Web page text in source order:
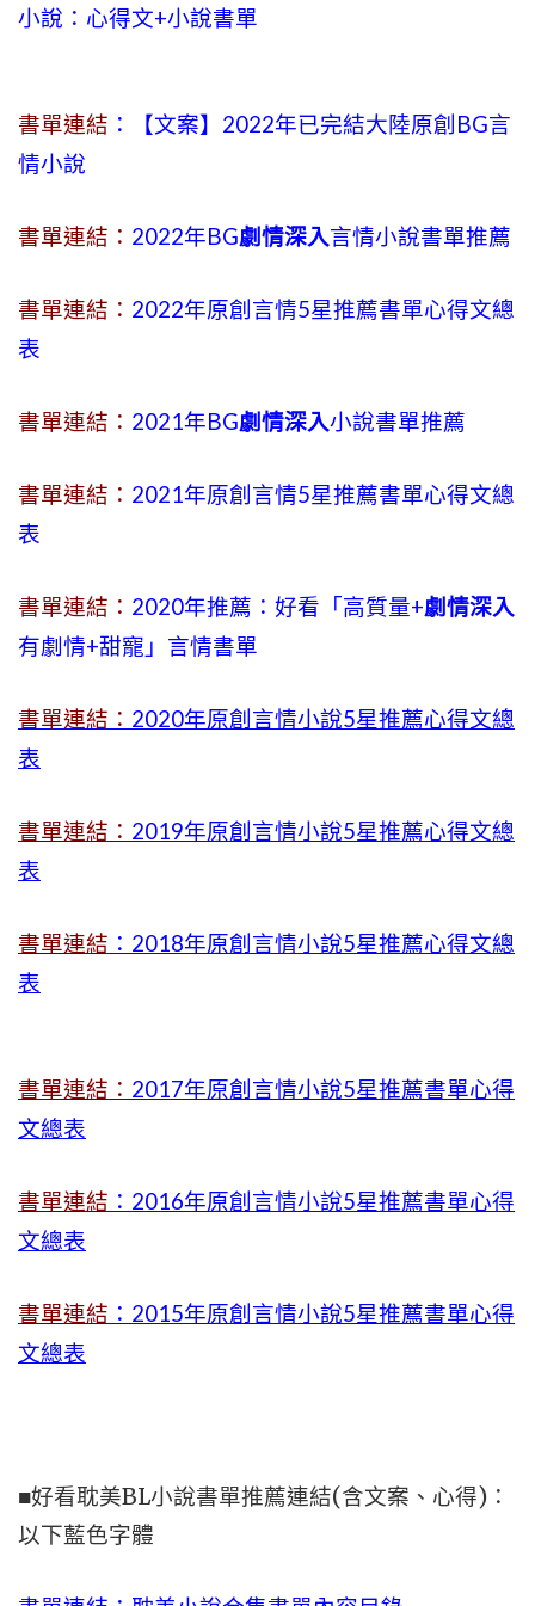
小說：心得文+小說書單
書單連結 ：【文案】2022年已完結大陸原創BG言
情小說
書單連結： 2022年BG劇情深入言情小說書單推薦
書單連結： 2022年原創言情5星推薦書單心得文總
表
書單連結： 2021年BG劇情深入小說書單推薦
書單連結： 2021年原創言情5星推薦書單心得文總
表
書單連結： 2020年推薦：好看「高質量+劇情深入
有劇情+甜寵」言情書單
書單連結： 2020年原創言情小說5星推薦心得文總
表
書單連結： 2019年原創言情小說5星推薦心得文總
表
書單連結 ：2018年原創言情小說5星推薦心得文總
表
書單連結： 2017年原創言情小說5星推薦書單心得
文總表
書單連結 ：2016年原創言情小說5星推薦書單心得
文總表
書單連結 ：2015年原創言情小說5星推薦書單心得
文總表
■好看耽美BL小說書單推薦連結(含文案、心得)：
以下藍色字體